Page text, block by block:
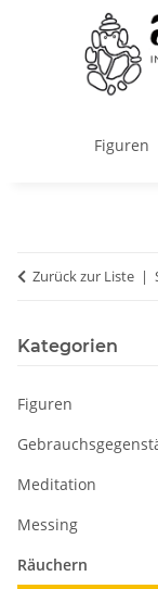
Figuren
Zurück zur Liste
Kategorien
Figuren
Meditation
Messing
Räuchern